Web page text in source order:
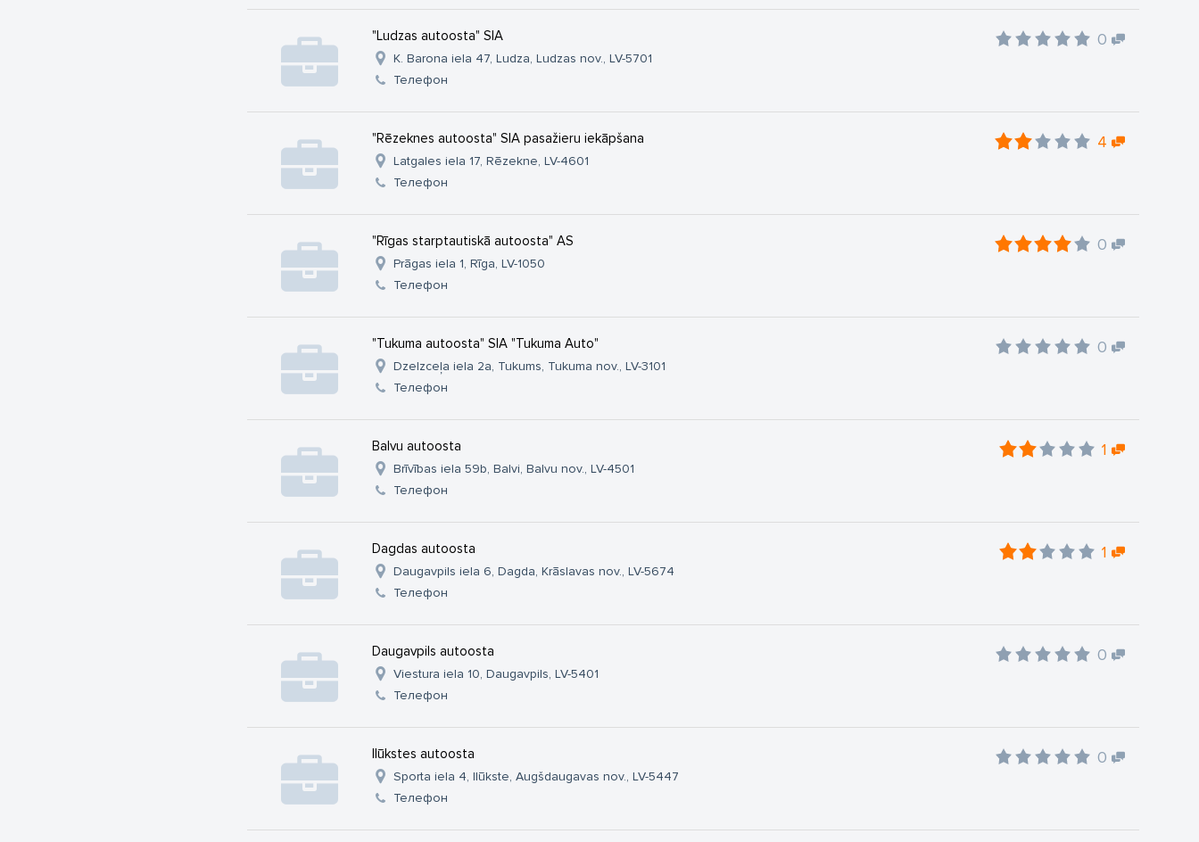
"Ludzas autoosta" SIA 0
K. Barona iela 47, Ludza, Ludzas nov., LV-5701
Телефон
"Rēzeknes autoosta" SIA pasažieru iekāpšana 4
Latgales iela 17, Rēzekne, LV-4601
Телефон
"Rīgas starptautiskā autoosta" AS 0
Prāgas iela 1, Rīga, LV-1050
Телефон
"Tukuma autoosta" SIA "Tukuma Auto" 0
Dzelzceļa iela 2a, Tukums, Tukuma nov., LV-3101
Телефон
Balvu autoosta 1
Brīvības iela 59b, Balvi, Balvu nov., LV-4501
Телефон
Dagdas autoosta 1
Daugavpils iela 6, Dagda, Krāslavas nov., LV-5674
Телефон
Daugavpils autoosta 0
Viestura iela 10, Daugavpils, LV-5401
Телефон
Ilūkstes autoosta 0
Sporta iela 4, Ilūkste, Augšdaugavas nov., LV-5447
Телефон